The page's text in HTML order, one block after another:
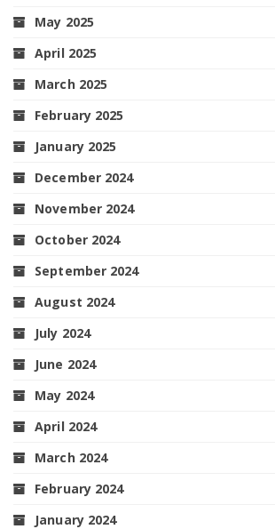
May 2025
April 2025
March 2025
February 2025
January 2025
December 2024
November 2024
October 2024
September 2024
August 2024
July 2024
June 2024
May 2024
April 2024
March 2024
February 2024
January 2024